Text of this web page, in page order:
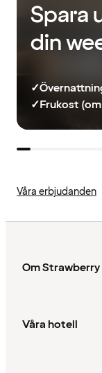
Spara
din
✓
✓Frukost
Våra erbjudanden
Om Strawberry
Våra hotell